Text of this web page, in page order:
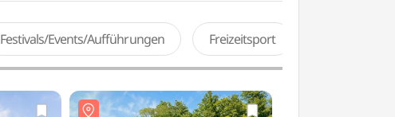
Festivals/Events/Aufführungen Freizeitsport